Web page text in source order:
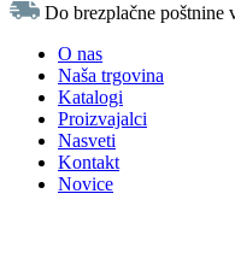
Do brezplačne poštnine
O nas
Naša trgovina
Katalogi
Proizvajalci
Nasveti
Kontakt
Novice